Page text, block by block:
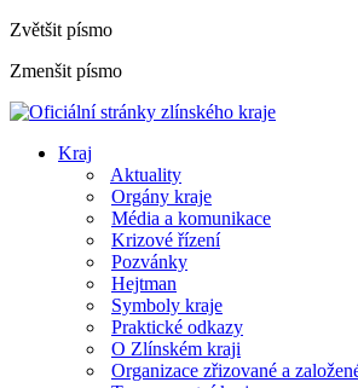
Zvětšit písmo
Zmenšit písmo
Kraj
Aktuality
Orgány kraje
Média a komunikace
Krizové řízení
Pozvánky
Hejtman
Symboly kraje
Praktické odkazy
O Zlínském kraji
Organizace zřizované a